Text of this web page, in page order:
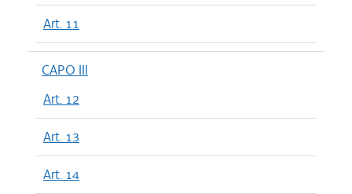
Art. 11
CAPO III
Art. 12
Art. 13
Art. 14